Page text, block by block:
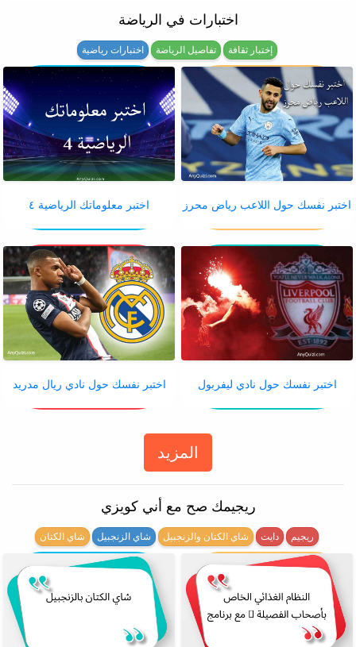
اختبارات في الرياضة
اختبارات رياضية تفاصيل الرياضة إختبار ثقافة
اختبر معلوماتك الرياضية ٤ اختبر نفسك حول اللاعب رياض محرز
اختبر نفسك حول نادي ريال مدريد اختبر نفسك حول نادي ليفربول
المزيد
ريجيمك صح مع أني كويزي
شاي الكتان شاي الزنجبيل شاي الكتان والزنجبيل دايت ريجيم